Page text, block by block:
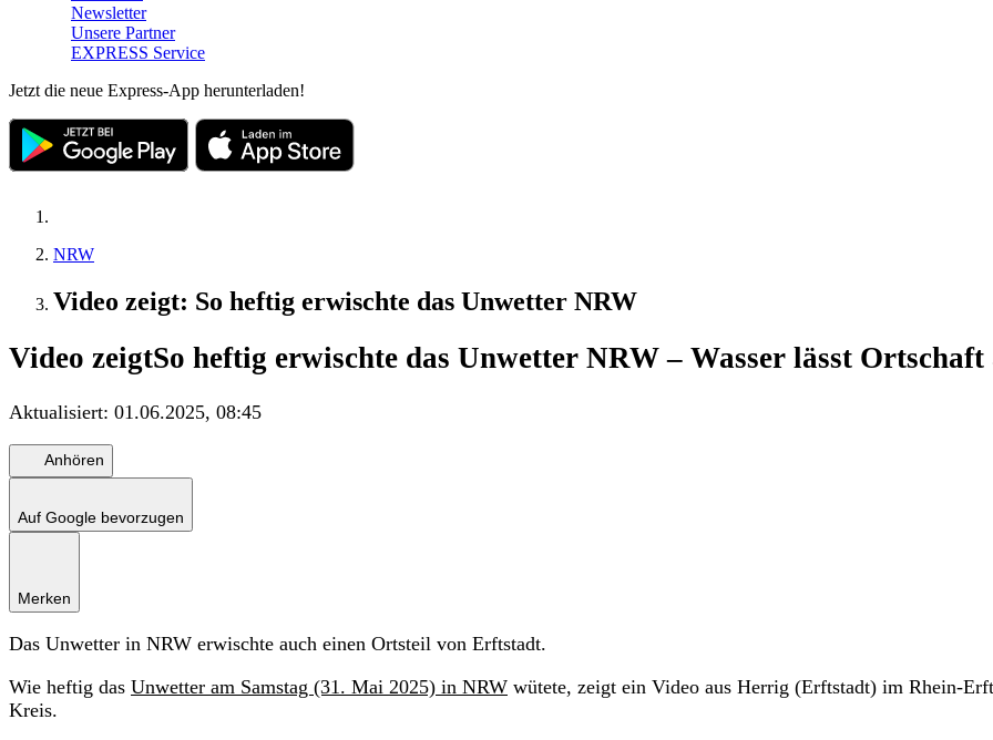
Newsletter
Unsere Partner
EXPRESS Service
Jetzt die neue Express-App herunterladen!
NRW
Video zeigt: So heftig erwischte das Unwetter NRW
Video zeigtSo heftig erwischte das Unwetter NRW – Wasser lässt Ortschaft
Aktualisiert: 01.06.2025, 08:45
Anhören
Auf Google bevorzugen
Merken
Das Unwetter in NRW erwischte auch einen Ortsteil von Erftstadt.
Wie heftig das Unwetter am Samstag (31. Mai 2025) in NRW wütete, zeigt ein Video aus Herrig (Erftstadt) im Rhein-
Kreis.